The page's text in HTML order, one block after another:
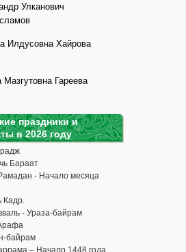
Улканович
Илдусовна Хайрова
Гареева
праздники и
в 2026 году
Бараат
- Начало месяца
Кадр.
- Ураза-байрам
байрам
– Начало 1448 года